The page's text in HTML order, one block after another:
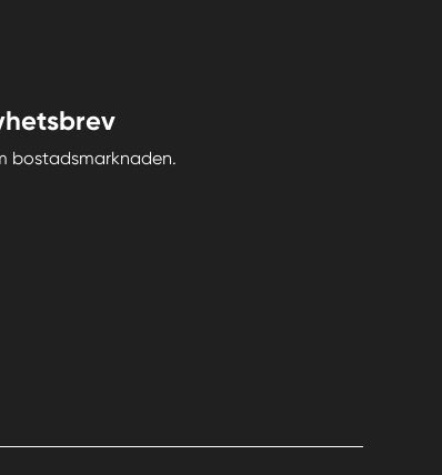
bostadsmarknaden.